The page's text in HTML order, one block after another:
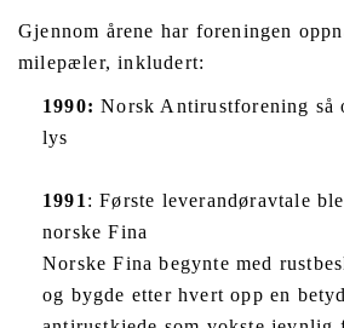
Gjennom årene har foreningen
milepæler, inkludert:
1990: Norsk Antirustforening så
lys
1991 : Første leverandøravtale
norske Fina
Norske Fina begynte med
og bygde etter hvert opp en